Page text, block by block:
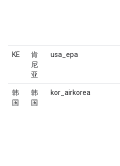
KE
肯
尼
亚
usa_epa
韩
国
韩
国
kor_airkorea